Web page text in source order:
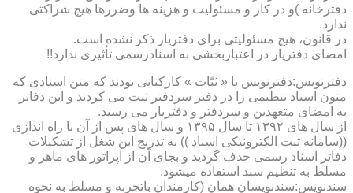
دفترخانه )و در کار و مسئولیت و هزینه ها وضررها هیچ شراکتی
ندارد.
در قانون، هیچ مسئولیتی برای دفتریار ذکر نشده است.
امضای دفتریار در اعتباربخشی به اسنادرسمی تأثیری ندارد!!
دفترنویس:دفترنویس یا « ثبّات » کارکنانی بودند که متن اسنادی که
متون اسناد تنظیمی را در دفتر سردفتر ثبت می کردند و این دفاتر
به امضای متعهدین و سردفتر و دفتریار می رسید.
از سال های ۱۳۹۲ تا سال ۱۳۹۵ و سال های پس از آن با راه اندازی
((سامانه ثبت الکترونیکی اسناد )) به تدریج این شغل از تشکیلات
دفاتر اسناد رسمی حذف گردید و بجای آن از اپراتور های ماهر و
مسلط به تنظیم سند استفاده میشود.
سندنویس:سندنویسان همان (کارمندان باتجربه و مسلط به نحوه